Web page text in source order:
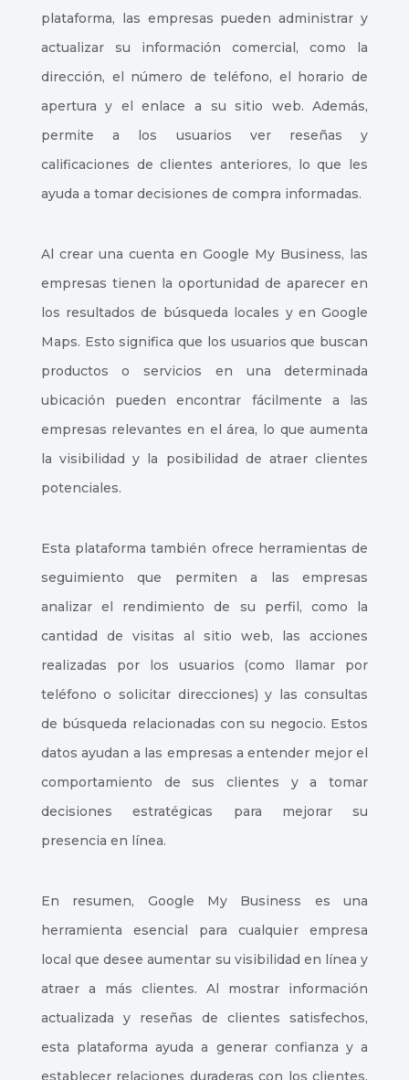
plataforma, las empresas pueden administrar y
actualizar su información comercial, como la
dirección, el número de teléfono, el horario de
apertura y el enlace a su sitio web. Además,
permite a los usuarios ver reseñas y
calificaciones de clientes anteriores, lo que les
ayuda a tomar decisiones de compra informadas.
Al crear una cuenta en Google My Business, las
empresas tienen la oportunidad de aparecer en
los resultados de búsqueda locales y en Google
Maps. Esto significa que los usuarios que buscan
productos o servicios en una determinada
ubicación pueden encontrar fácilmente a las
empresas relevantes en el área, lo que aumenta
la visibilidad y la posibilidad de atraer clientes
potenciales.
Esta plataforma también ofrece herramientas de
seguimiento que permiten a las empresas
analizar el rendimiento de su perfil, como la
cantidad de visitas al sitio web, las acciones
realizadas por los usuarios (como llamar por
teléfono o solicitar direcciones) y las consultas
de búsqueda relacionadas con su negocio. Estos
datos ayudan a las empresas a entender mejor el
comportamiento de sus clientes y a tomar
decisiones estratégicas para mejorar su
presencia en línea.
En resumen, Google My Business es una
herramienta esencial para cualquier empresa
local que desee aumentar su visibilidad en línea y
atraer a más clientes. Al mostrar información
actualizada y reseñas de clientes satisfechos,
esta plataforma ayuda a generar confianza y a
establecer relaciones duraderas con los clientes.